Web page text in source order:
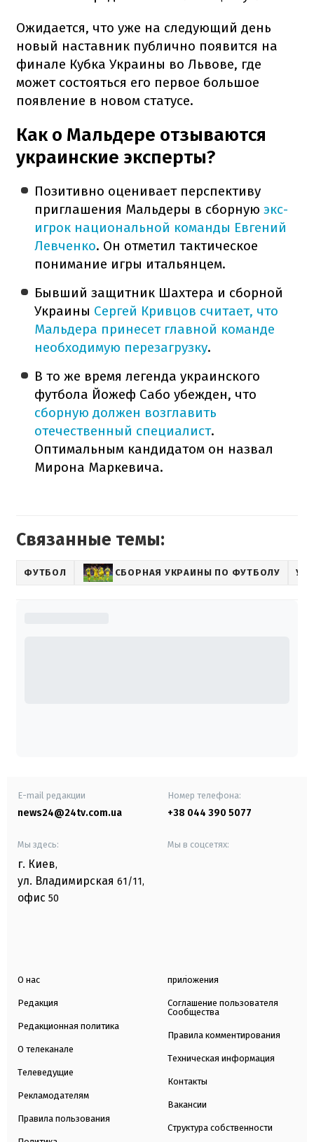
Ожидается, что уже на следующий день
новый наставник публично появится на
финале Кубка Украины во Львове, где
может состояться его первое большое
появление в новом статусе.
Как о Мальдере отзываются
украинские эксперты?
Позитивно оценивает перспективу
приглашения Мальдеры в сборнуюэкс-
игрок национальной команды Евгений
Левченко. Он отметил тактическое
понимание игры итальянцем.
Бывший защитник Шахтера и сборной
Украины Сергей Кривцов считает, что
Мальдера принесет главной команде
необходимую перезагрузку.
В то же время легенда украинского
футбола Йожеф Сабо убежден, что
сборную должен возглавить
отечественный специалист.
Оптимальным кандидатом он назвал
Мирона Маркевича.
Связанные темы:
ФУТБОЛ СБОРНАЯ УКРАИНЫ ПО ФУТБОЛУ
E-mail редакции
news24@24tv.com.ua
Номер телефона:
+38 044 390 5077
Мы здесь:
г. Киев,
ул. Владимирская 61/11,
офис 50
Мы в соцсетях:
О нас
Редакция
Редакционная политика
О телеканале
Телеведущие
Рекламодателям
Правила пользования
приложения
Соглашение пользователя
Сообщества
Правила комментирования
Техническая информация
Контакты
Вакансии
Структура собственности